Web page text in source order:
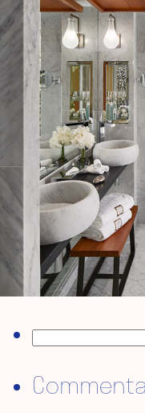
Rechercher